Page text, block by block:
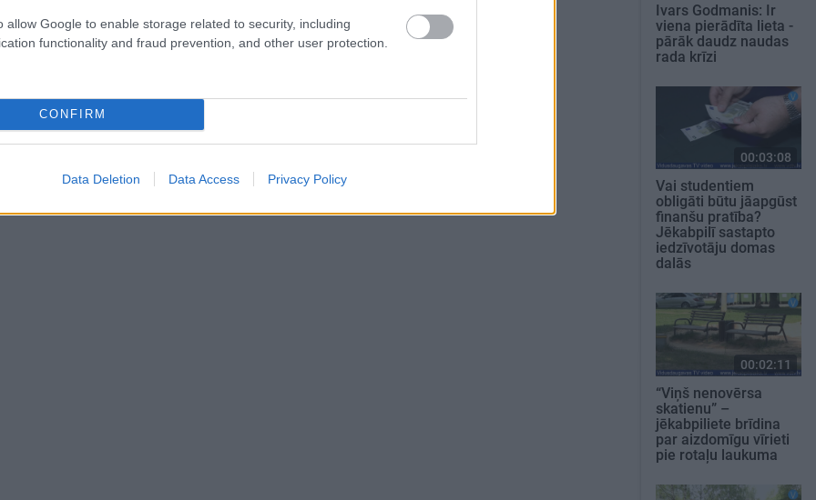
allow Google to enable storage related to security, including
functionality and fraud prevention, and other user protection.
CONFIRM
Data Deletion Data Access Privacy Policy
Ivars Godmanis: Ir
viena pierādīta lieta -
pārāk daudz naudas
rada krīzi
00:03:08
Vai studentiem
obligāti būtu jāapgūst
finanšu pratība?
Jēkabpilī sastapto
iedzīvotāju domas
dalās
00:02:11
“Viņš nenovērsa
skatienu” –
jēkabpiliete brīdina
par aizdomīgu vīrieti
pie rotaļu laukuma